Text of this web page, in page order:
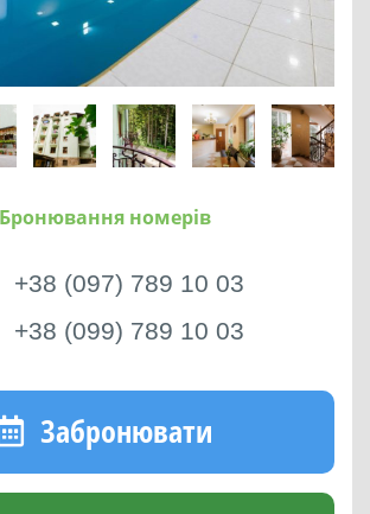
Бронювання номерів
+38 (097) 789 10 03
+38 (099) 789 10 03
Забронювати